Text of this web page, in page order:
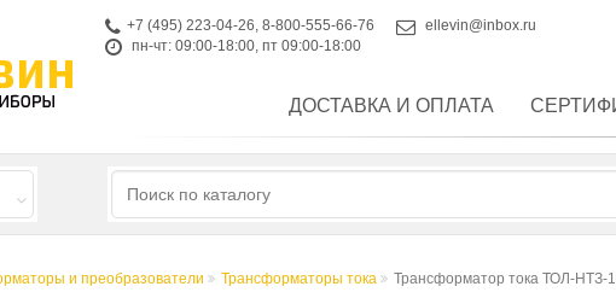
+7 (495) 223-04-26, 8-800-555-66-76
ellevin@inbox.ru
пн-чт: 09:00-18:00, пт 09:00-18:00
ДОСТАВКА И ОПЛАТА
и преобразователи Трансформаторы тока Трансформатор тока ТОЛ-НТЗ-